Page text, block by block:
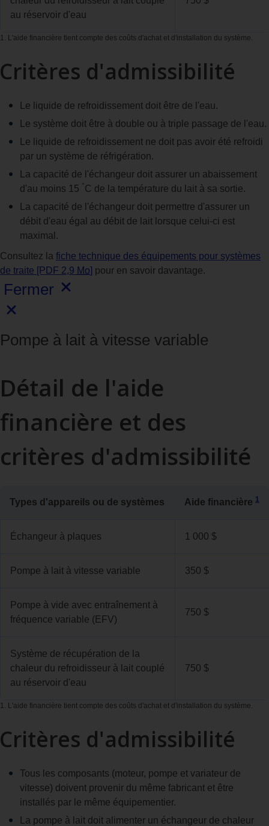
au réservoir d'eau
1. L'aide financière tient compte des coûts d'achat et d'installation du système.
Critères d'admissibilité
Le liquide de refroidissement doit être de l'eau.
Le système doit être à double ou à triple passage de l'eau.
Le liquide de refroidissement ne doit pas avoir été refroidi
par un système de réfrigération.
La capacité de l'échangeur doit assurer un abaissement
d'au moins 15 °C de la température du lait à sa sortie.
La capacité de l'échangeur doit permettre d'assurer un
débit d'eau égal au débit de lait lorsque celui‑ci est
maximal.
Consultez la fiche technique des équipements pour systèmes
de traite [PDF 2,9 Mo] pour en savoir davantage.
Fermer
Pompe à lait à vitesse variable
Détail de l'aide
financière et des
critères d'admissibilité
Types d'appareils ou de systèmes Aide financière 1
Échangeur à plaques 1 000 $
Pompe à lait à vitesse variable 350 $
Pompe à vide avec entraînement à
fréquence variable (EFV)
750 $
Système de récupération de la
chaleur du refroidisseur à lait couplé
au réservoir d'eau
750 $
1. L'aide financière tient compte des coûts d'achat et d'installation du système.
Critères d'admissibilité
Tous les composants (moteur, pompe et variateur de
vitesse) doivent provenir du même fabricant et être
installés par le même équipementier.
La pompe à lait doit alimenter un échangeur de chaleur